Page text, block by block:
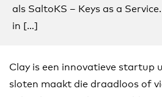
als SaltoKS – Keys as a
in […]
Clay is een innovatieve startup
sloten maakt die draadloos of